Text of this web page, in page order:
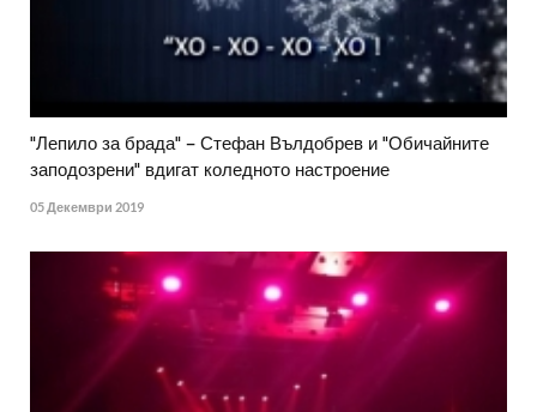
"Лепило за брада" – Стефан Вълдобрев и "Обичайните
заподозрени" вдигат коледното настроение
05 Декември 2019